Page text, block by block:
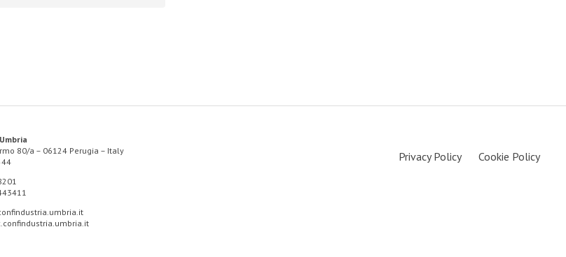
80/a – 06124 Perugia – Italy
Privacy Policy Cookie Policy